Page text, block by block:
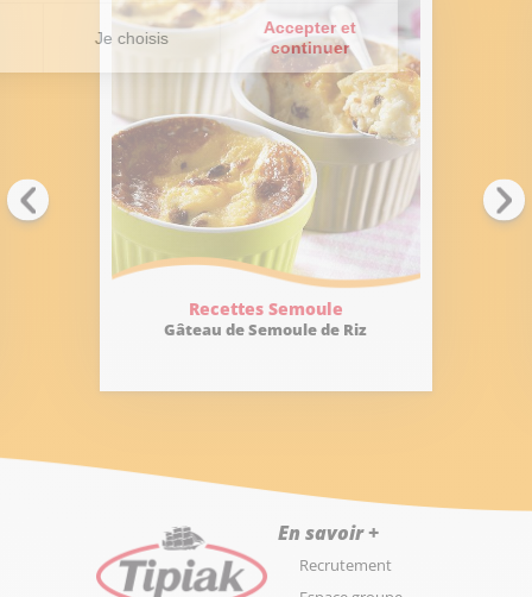
Recettes Semoule
Gâteau de Semoule de Riz
En savoir +
Recrutement